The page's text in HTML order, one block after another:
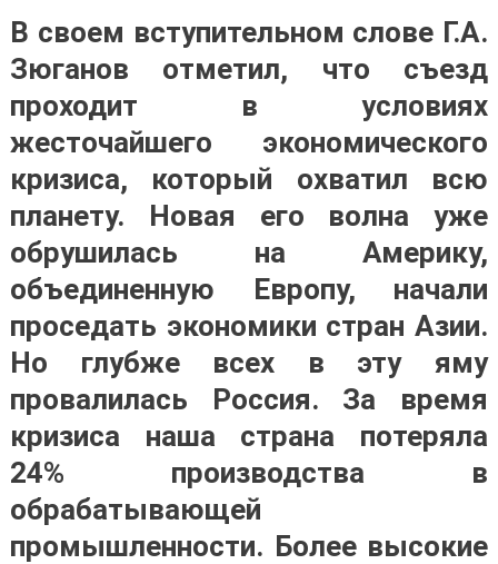
В своем вступительном слове Г.А.
Зюганов отметил, что съезд
проходит в условиях
жесточайшего экономического
кризиса, который охватил всю
планету. Новая его волна уже
обрушилась на Америку,
объединенную Европу, начали
проседать экономики стран Азии.
Но глубже всех в эту яму
провалилась Россия. За время
кризиса наша страна потеряла
24% производства в
обрабатывающей
промышленности. Более высокие